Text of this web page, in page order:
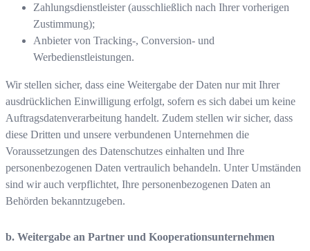
Zahlungsdienstleister (ausschließlich nach Ihrer vorherigen
Zustimmung);
Anbieter von Tracking-, Conversion- und
Werbedienstleistungen.
Wir stellen sicher, dass eine Weitergabe der Daten nur mit Ihrer
ausdrücklichen Einwilligung erfolgt, sofern es sich dabei um keine
Auftragsdatenverarbeitung handelt. Zudem stellen wir sicher, dass
diese Dritten und unsere verbundenen Unternehmen die
Voraussetzungen des Datenschutzes einhalten und Ihre
personenbezogenen Daten vertraulich behandeln. Unter Umständen
sind wir auch verpflichtet, Ihre personenbezogenen Daten an
Behörden bekanntzugeben.
b. Weitergabe an Partner und Kooperationsunternehmen